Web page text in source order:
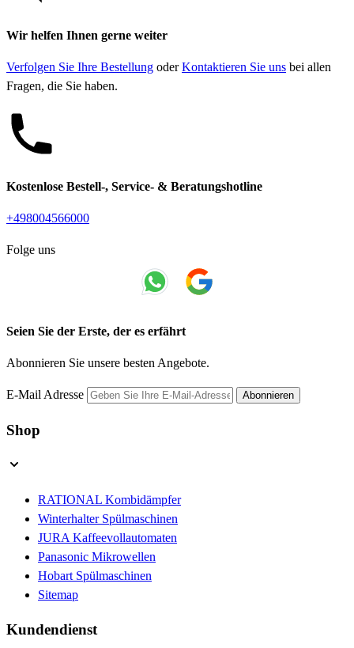
Wir helfen Ihnen gerne weiter
Verfolgen Sie Ihre Bestellung oderKontaktieren Sie uns bei allen
Fragen, die Sie haben.
Kostenlose Bestell-, Service- & Beratungshotline
+498004566000
Folge uns
Seien Sie der Erste, der es erfährt
Abonnieren Sie unsere besten Angebote.
E-Mail Adresse Abonnieren
Shop
RATIONAL Kombidämpfer
Winterhalter Spülmaschinen
JURA Kaffeevollautomaten
Panasonic Mikrowellen
Hobart Spülmaschinen
Sitemap
Kundendienst